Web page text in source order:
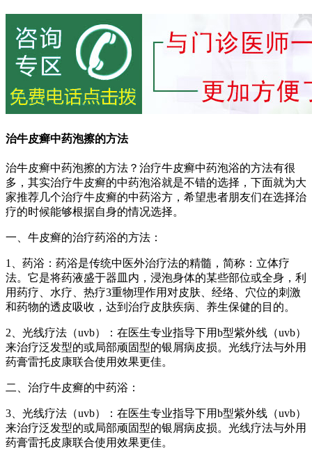
治牛皮癣中药泡擦的方法
治牛皮癣中药泡擦的方法？治疗牛皮癣中药泡浴的方法有很
多，其实治疗牛皮癣的中药泡浴就是不错的选择，下面就为大
家推荐几个治疗牛皮癣的中药浴方，希望患者朋友们在选择治
疗的时候能够根据自身的情况选择。
一、牛皮癣的治疗药浴的方法：
1、药浴：药浴是传统中医外治疗法的精髓，简称：立体疗
法。它是将药液盛于器皿内，浸泡身体的某些部位或全身，利
用药疗、水疗、热疗3重物理作用对皮肤、经络、穴位的刺激
和药物的透皮吸收，达到治疗皮肤疾病、养生保健的目的。
2、光线疗法（uvb）：在医生专业指导下用b型紫外线（uvb）
来治疗泛发型的或局部顽固型的银屑病皮损。光线疗法与外用
药膏雷托皮康联合使用效果更佳。
二、治疗牛皮癣的中药浴：
3、光线疗法（uvb）：在医生专业指导下用b型紫外线（uvb）
来治疗泛发型的或局部顽固型的银屑病皮损。光线疗法与外用
药膏雷托皮康联合使用效果更佳。